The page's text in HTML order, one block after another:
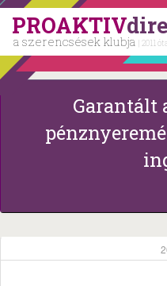
PROAKTIV
a szerencsések klubja | 2011
Garantált